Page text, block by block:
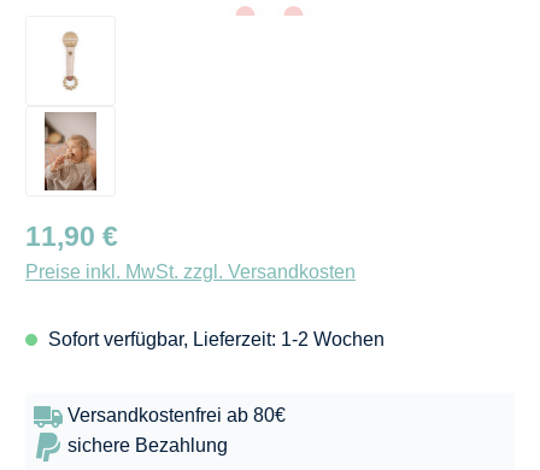
Regulärer Preis:
11,90 €
Preise inkl. MwSt. zzgl. Versandkosten
Sofort verfügbar, Lieferzeit: 1-2 Wochen
Versandkostenfrei ab 80€
sichere Bezahlung